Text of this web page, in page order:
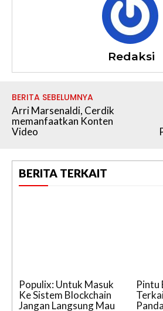
Redaksi
BERITA SEBELUMNYA
Arri Marsenaldi, Cerdik
memanfaatkan Konten
Video
BERITA TERKAIT
Populix: Untuk Masuk
Ke Sistem Blockchain
Jangan Langsung Mau
Pintu